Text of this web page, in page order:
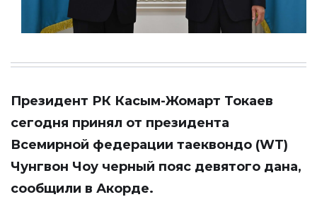
Президент РК Касым-Жомарт Токаев
сегодня принял от президента
Всемирной федерации таеквондо (WT)
Чунгвон Чоу черный пояс девятого дана,
сообщили в Акорде.